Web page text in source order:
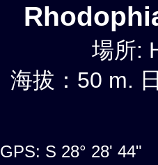
場所:
海拔：50 m.
GPS: S 28° 28'